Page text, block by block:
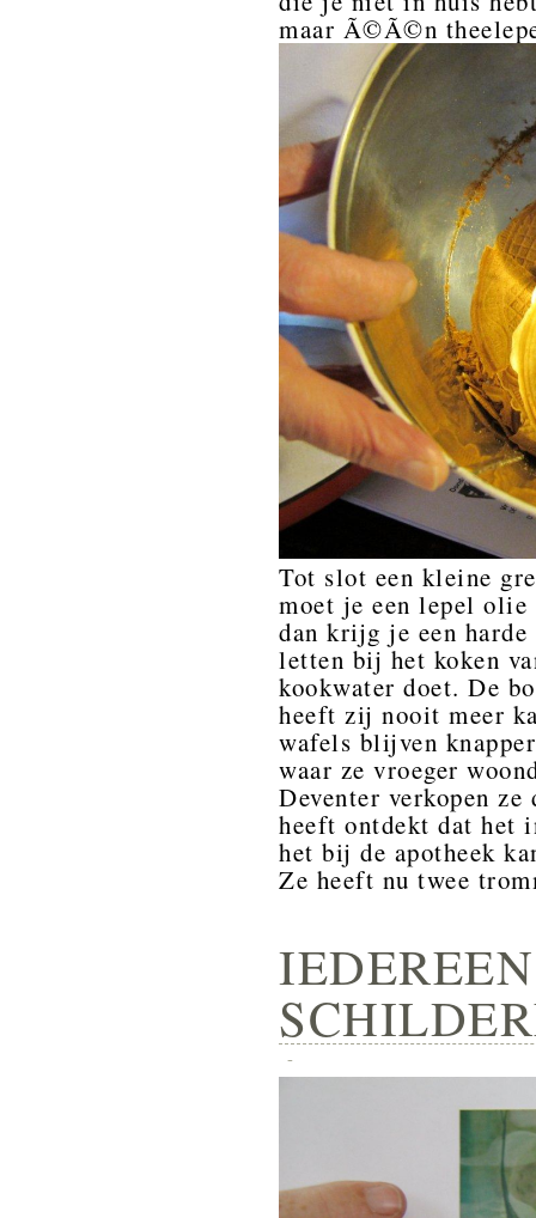
maar Ã©Ã©n
Tot slot een kleine
moet je een lepel
dan krijg je een
letten bij het koken
kookwater doet. De
heeft zij nooit meer
wafels blijven
waar ze vroeger
Deventer verkopen
heeft ontdekt dat het
het bij de apotheek
Ze heeft nu twee
-